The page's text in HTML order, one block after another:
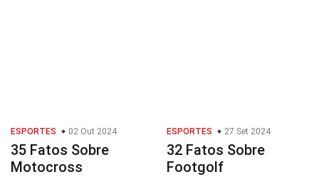
ESPORTES 02 Out 2024
35 Fatos Sobre
Motocross
ESPORTES 27 Set 2024
32 Fatos Sobre
Footgolf